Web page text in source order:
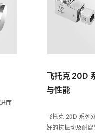
而
飞托克 20D
与性能
飞托克 20D 系列
好的抗振动及耐腐